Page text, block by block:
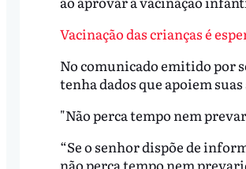
Vacinação das crianças é
No comunicado emitido por
tenha dados que apoiem
"Não perca tempo nem
“Se o senhor dispõe de
não perca tempo nem